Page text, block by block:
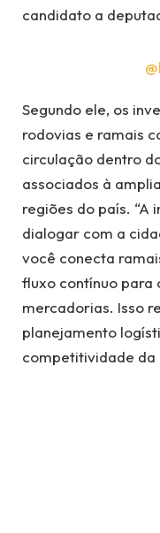
candidato a
Segundo ele, os
rodovias e ramais
circulação dentro
associados à
regiões do país.
dialogar com a
você conecta
fluxo contínuo para
mercadorias. Isso
planejamento
competitividade da